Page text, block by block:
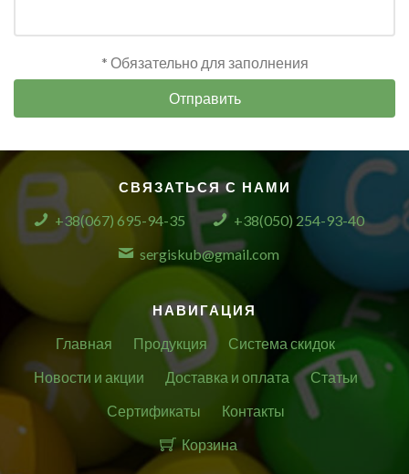
* Обязательно для заполнения
Отправить
СВЯЗАТЬСЯ С НАМИ
+38(067) 695-94-35
+38(050) 254-93-40
sergiskub@gmail.com
НАВИГАЦИЯ
Главная Продукция
Система скидок
Новости и акции
Доставка и оплата
Статьи
Сертификаты
Контакты
Корзина